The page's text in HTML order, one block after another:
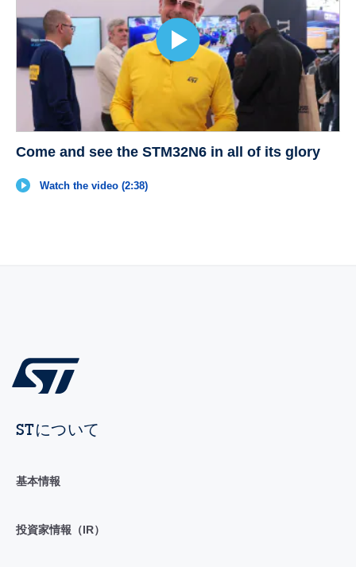
Come and see the STM32N6 in all of its glory
Watch the video (2:38)
STについて
基本情報
投資家情報（IR）